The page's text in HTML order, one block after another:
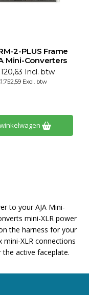
2-PLUS Frame
Mini-Converters
Incl. btw
Excl. btw
to your AJA Mini-
mini-XLR power
the harness for your
XLR connections
active faceplate.